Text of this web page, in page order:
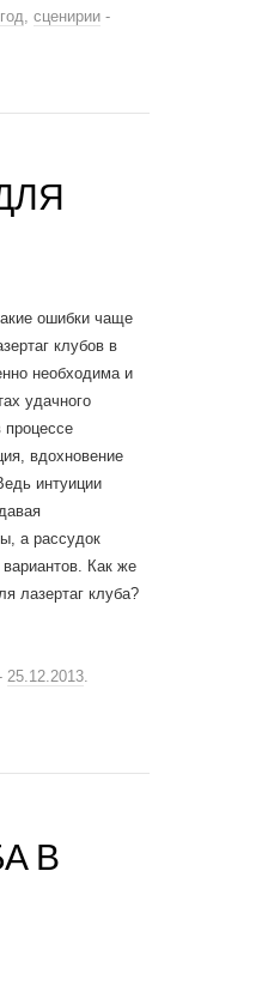
, сценирии -
ошибки чаще
клубов в
необходима и
удачного
процессе
вдохновение
интуиции
а рассудок
Как же
лазертаг клуба?
25.12.2013.
В